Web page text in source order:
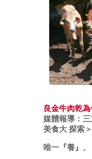
良金牛肉乾
媒體報導：
美食大 探索
唯一『養』